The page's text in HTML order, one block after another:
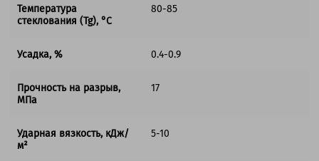
Температура
стеклования (Tg), °C
80-85
Усадка, % 0.4-0.9
Прочность на разрыв,
МПа
17
Ударная вязкость, кДж/
м²
5-10